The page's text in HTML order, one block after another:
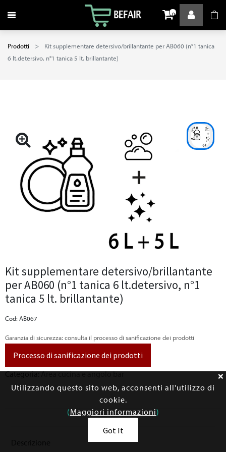
Attiva / disattiva la navigazione 0
Prodotti
Kit supplementare detersivo/brillantante per AB060 (n°1 tanica
6 lt.detersivo, n°1 tanica 5 lt. brillantante)
Kit supplementare detersivo/brillantante
per AB060 (n°1 tanica 6 lt.detersivo, n°1
tanica 5 lt. brillantante)
Cod: AB067
Garanzia di sicurezza: consulta il processo di sanificazione dei prodotti
Processo di sanificazione dei prodotti
Categoria:Area cucina e angolo bar
Utilizzando questo sito web, acconsenti all'utilizzo di
cookie.
(Maggiori informazioni)
Got It